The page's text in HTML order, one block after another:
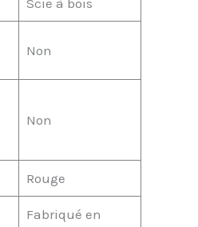
Non
Non
Rouge
Fabriqué en